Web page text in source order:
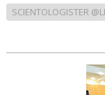
SCIENTOLOGISTER